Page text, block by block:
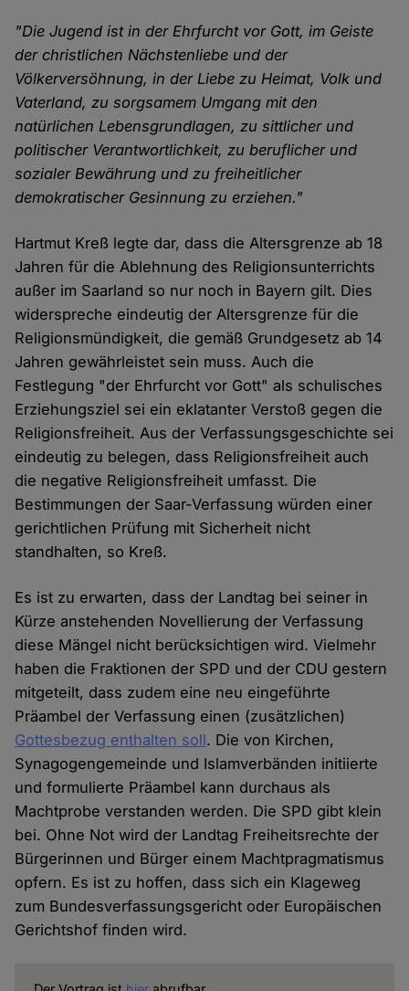
"Die Jugend ist in der Ehrfurcht vor Gott, im Geiste
der christlichen Nächstenliebe und der
Völkerversöhnung, in der Liebe zu Heimat, Volk und
Vaterland, zu sorgsamem Umgang mit den
natürlichen Lebensgrundlagen, zu sittlicher und
politischer Verantwortlichkeit, zu beruflicher und
sozialer Bewährung und zu freiheitlicher
demokratischer Gesinnung zu erziehen."
Hartmut Kreß legte dar, dass die Altersgrenze ab 18
Jahren für die Ablehnung des Religionsunterrichts
außer im Saarland so nur noch in Bayern gilt. Dies
widerspreche eindeutig der Altersgrenze für die
Religionsmündigkeit, die gemäß Grundgesetz ab 14
Jahren gewährleistet sein muss. Auch die
Festlegung "der Ehrfurcht vor Gott" als schulisches
Erziehungsziel sei ein eklatanter Verstoß gegen die
Religionsfreiheit. Aus der Verfassungsgeschichte sei
eindeutig zu belegen, dass Religionsfreiheit auch
die negative Religionsfreiheit umfasst. Die
Bestimmungen der Saar-Verfassung würden einer
gerichtlichen Prüfung mit Sicherheit nicht
standhalten, so Kreß.
Es ist zu erwarten, dass der Landtag bei seiner in
Kürze anstehenden Novellierung der Verfassung
diese Mängel nicht berücksichtigen wird. Vielmehr
haben die Fraktionen der SPD und der CDU gestern
mitgeteilt, dass zudem eine neu eingeführte
Präambel der Verfassung einen (zusätzlichen)
Gottesbezug enthalten soll. Die von Kirchen,
Synagogengemeinde und Islamverbänden initiierte
und formulierte Präambel kann durchaus als
Machtprobe verstanden werden. Die SPD gibt klein
bei. Ohne Not wird der Landtag Freiheitsrechte der
Bürgerinnen und Bürger einem Machtpragmatismus
opfern. Es ist zu hoffen, dass sich ein Klageweg
zum Bundesverfassungsgericht oder Europäischen
Gerichtshof finden wird.